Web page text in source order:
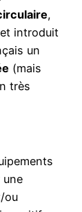
,
introduit
un
(mais
très
une
ou